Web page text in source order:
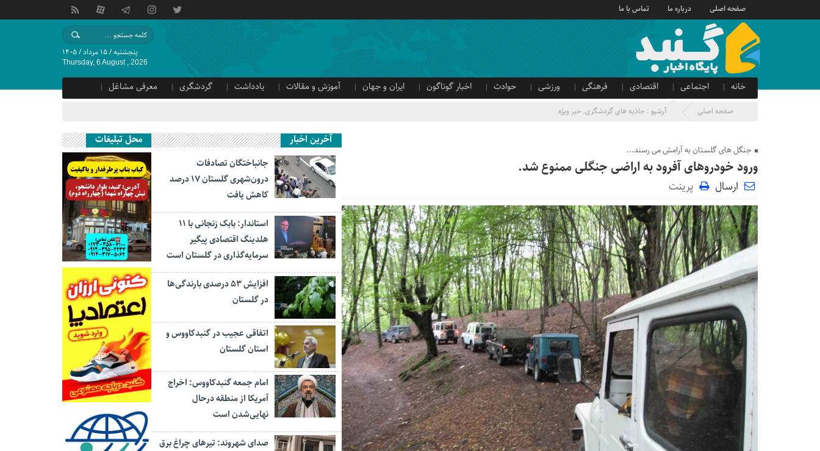
صفحه اصلی درباره ما تماس با ما
پنجشنبه / ۱۵ مرداد / ۱۴۰۵
Thursday, 6 August , 2026
خانه اجتماعی اقتصادی فرهنگی ورزشی حوادث اخبار گوناگون ایران و جهان آموزش و مقالات یادداشت گردشگری
معرفی مشاغل
صدای شهروند
آگهی دولتی صفحه اصلی آرشیو :جاذبه های گردشگری,خبر ویژه
جنگل های گلستان به آرامش می رسند...
ورود خودروهای آفرود به اراضی جنگلی ممنوع شد.
ارسال پرینت
آخرین اخبار
جانباختگان تصادفات
درون‌شهری گلستان ۱۷ درصد
کاهش یافت
استاندار: بابک زنجانی با ۱۱
هلدینگ اقتصادی پیگیر
سرمایه‌گذاری در گلستان است
افزایش ۵۳ درصدی بارندگی‌ها
در گلستان
اتفاقی عجیب در‌ گنبدکاووس و
استان گلستان
امام جمعه گنبدکاووس: اخراج
آمریکا از منطقه درحال
نهایی‌شدن است
صدای شهروند: تیرهای چراغ برق
محل تبلیغات